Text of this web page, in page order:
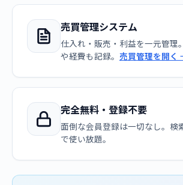
売買管理システム
仕入れ・販売・利益を一元管理
や経費も記録。 売買管理を開く
完全無料・登録不要
面倒な会員登録は一切なし。検
で使い放題。